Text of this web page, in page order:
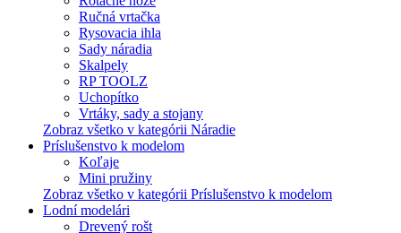
Ručná vrtačka
Rysovacia ihla
Sady náradia
Skalpely
RP TOOLZ
Uchopítko
Vrtáky, sady a stojany
Zobraz všetko v kategórii Náradie
Príslušenstvo k modelom
Koľaje
Mini pružiny
Zobraz všetko v kategórii Príslušenstvo k modelom
Lodní modelári
Drevený rošt